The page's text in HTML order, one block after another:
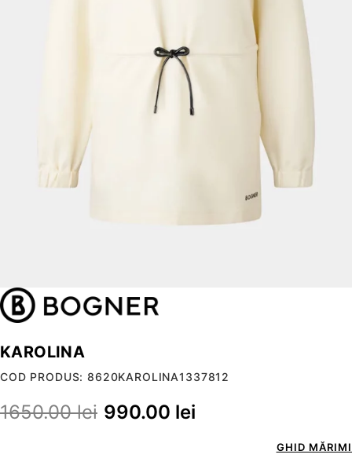
KAROLINA
COD PRODUS: 8620KAROLINA1337812
1650.00lei 990.00 lei
GHID MĂRIMI